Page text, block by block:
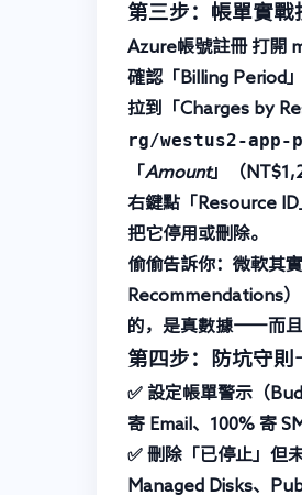
第三步：帳單實
Azure帳號註冊打開
確認「Billing Period」
拉到「Charges by
rg/westus2-app-
「 Amount」（
右鍵點「Resource
把它停用或刪除。
偷偷告訴你：微軟其
Recommendations
的，是真數據——而且
第四步：防坑守
✅ 設定帳單警示（
寄 Email、100% 寄
✅ 刪除「已停止」但
Managed Disks、